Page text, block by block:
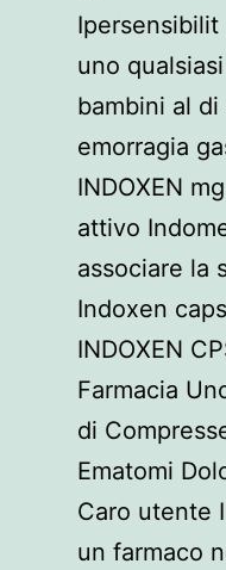
uno
bambini al
emorragia
INDOXEN
attivo
associare la
Indoxen
INDOXEN
Farmacia
di
Ematomi
Caro utente
un farmaco